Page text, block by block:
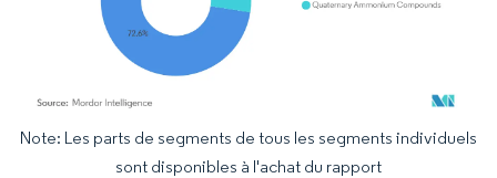
Image © Mordor Intelligence. La réutilisation nécessite une attribution sous CC BY
Note: Les parts de segments de tous les segments individuels
sont disponibles à l'achat du rapport